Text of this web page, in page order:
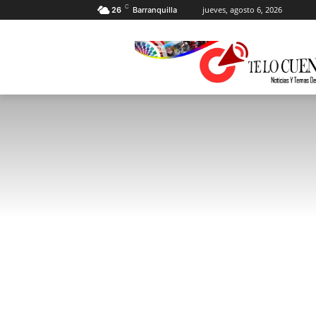
26 C Barranquilla jueves, agosto 6, 2026